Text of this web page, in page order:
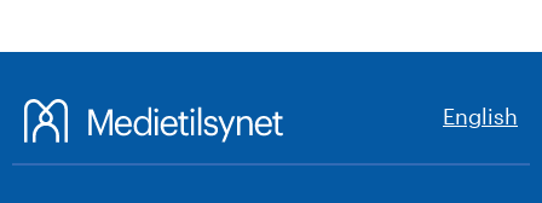
English